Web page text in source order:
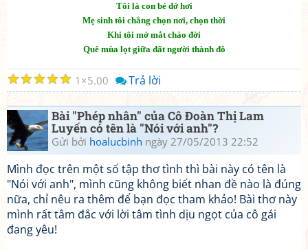
Tôi là con bé dở hơi
Mẹ sinh tôi chẳng chọn nơi, chọn thời
Khi tôi mở mắt chào đời
Quê mùa lọt giữa đất người thành đô
☆
☆
☆
☆
☆ 1 5.00 Trả lời
Bài "Phép nhân" của Cô Đoàn Thị Lam
Luyến có tên là "Nói với anh"?
Gửi bởi hoalucbinh ngày 27/05/2013 22:52
Mình đọc trên một số tập thơ tình thì bài này có tên là
"Nói với anh", mình cũng không biết nhan đề nào là đúng
nữa, chỉ nêu ra thêm để bạn đọc tham khảo! Bài thơ này
mình rất tâm đắc với lời tâm tình dịu ngọt của cô gái
đang yêu!